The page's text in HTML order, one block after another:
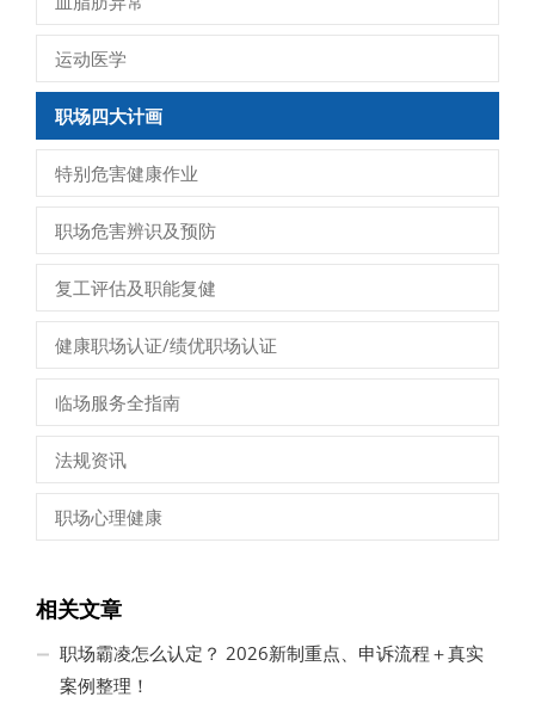
运动医学
职场四大计画
特别危害健康作业
职场危害辨识及预防
复工评估及职能复健
健康职场认证/绩优职场认证
临场服务全指南
法规资讯
职场心理健康
相关文章
职场霸凌怎么认定？ 2026新制重点、申诉流程＋真实
案例整理！